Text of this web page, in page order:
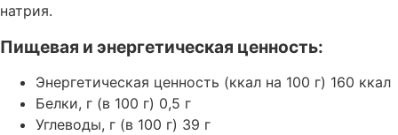
натрия.
Пищевая и энергетическая ценность:
Энергетическая ценность (ккал на 100 г) 160 ккал
Белки, г (в 100 г) 0,5 г
Углеводы, г (в 100 г) 39 г